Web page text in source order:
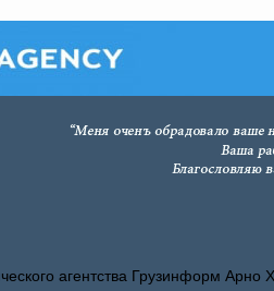
агентства Грузинформ Арно